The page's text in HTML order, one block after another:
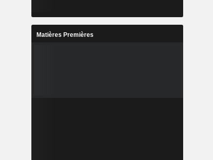
Matières Premières